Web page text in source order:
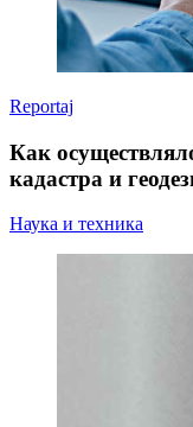
Reportaj
Как
кадастра и
Наука и техника